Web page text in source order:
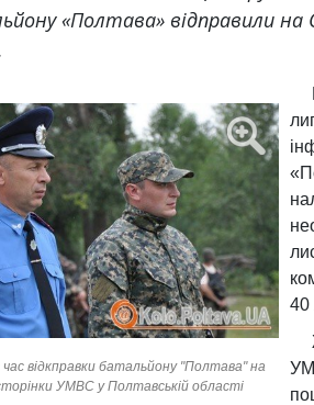
«Полтава» відправили
час відкправки батальйону "Полтава" на
УМВС у Полтавській області
40